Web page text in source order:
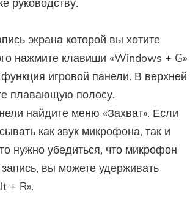
руководству.
экрана которой вы хотите
нажмите клавиши «Windows + G»
игровой панели. В верхней
плавающую полосу.
найдите меню «Захват». Если
как звук микрофона, так и
нужно убедиться, что микрофон
вы можете удерживать
+ R».